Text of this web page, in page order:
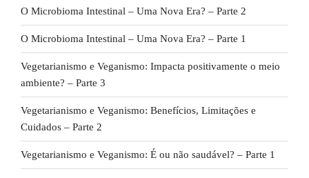
O Microbioma Intestinal – Uma Nova Era? – Parte 2
O Microbioma Intestinal – Uma Nova Era? – Parte 1
Vegetarianismo e Veganismo: Impacta positivamente o meio
ambiente? – Parte 3
Vegetarianismo e Veganismo: Benefícios, Limitações e
Cuidados – Parte 2
Vegetarianismo e Veganismo: É ou não saudável? – Parte 1